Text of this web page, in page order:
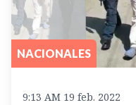
NACIONALES
9:13 AM 19 feb. 2022